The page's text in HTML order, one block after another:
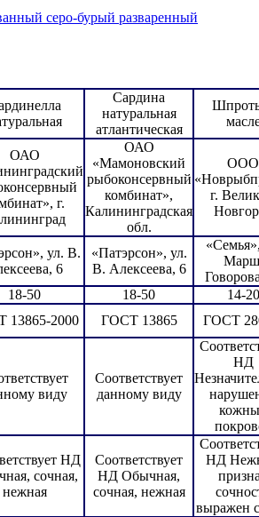
серо-бурый разваренный
Сардина
натуральная
атлантическая
ОАО
г.
ОАО
«Мамоновский
рыбоконсервный
комбинат»,
Калининградская
обл.
ООО
г.
ул. В.
6
«Патэрсон», ул.
В. Алексеева, 6
18-50 18-50
14-20
13865-2000 ГОСТ 13865 ГОСТ
виду
Соответствует
данному виду
НД
НД
сочная,
нежная
Соответствует
НД Обычная,
сочная, нежная
НД
выражен